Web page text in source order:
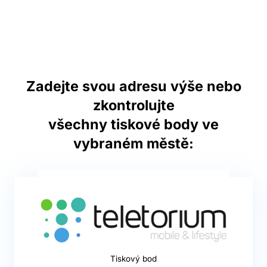
Zadejte svou adresu výše nebo
zkontrolujte
všechny tiskové body ve
vybraném městě:
Tiskový bod